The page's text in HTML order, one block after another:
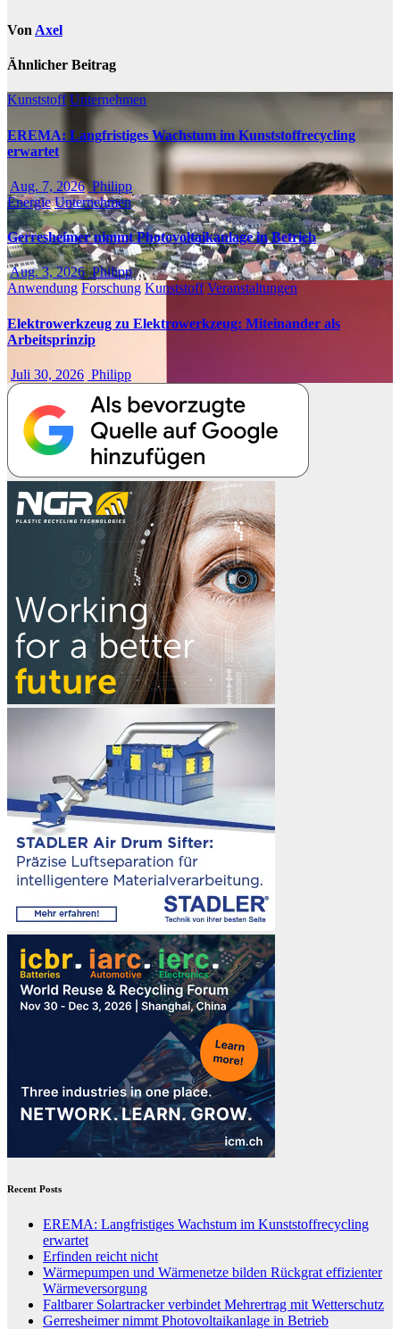
Von Axel
Ähnlicher Beitrag
Kunststoff Unternehmen
EREMA: Langfristiges Wachstum im Kunststoffrecycling
erwartet
Aug. 7, 2026 Philipp
Energie Unternehmen
Gerresheimer nimmt Photovoltaikanlage in Betrieb
Aug. 3, 2026 Philipp
Anwendung Forschung Kunststoff Veranstaltungen
Elektrowerkzeug zu Elektrowerkzeug: Miteinander als
Arbeitsprinzip
Juli 30, 2026 Philipp
Recent Posts
EREMA: Langfristiges Wachstum im Kunststoffrecycling
erwartet
Erfinden reicht nicht
Wärmepumpen und Wärmenetze bilden Rückgrat effizienter
Wärmeversorgung
Faltbarer Solartracker verbindet Mehrertrag mit Wetterschutz
Gerresheimer nimmt Photovoltaikanlage in Betrieb